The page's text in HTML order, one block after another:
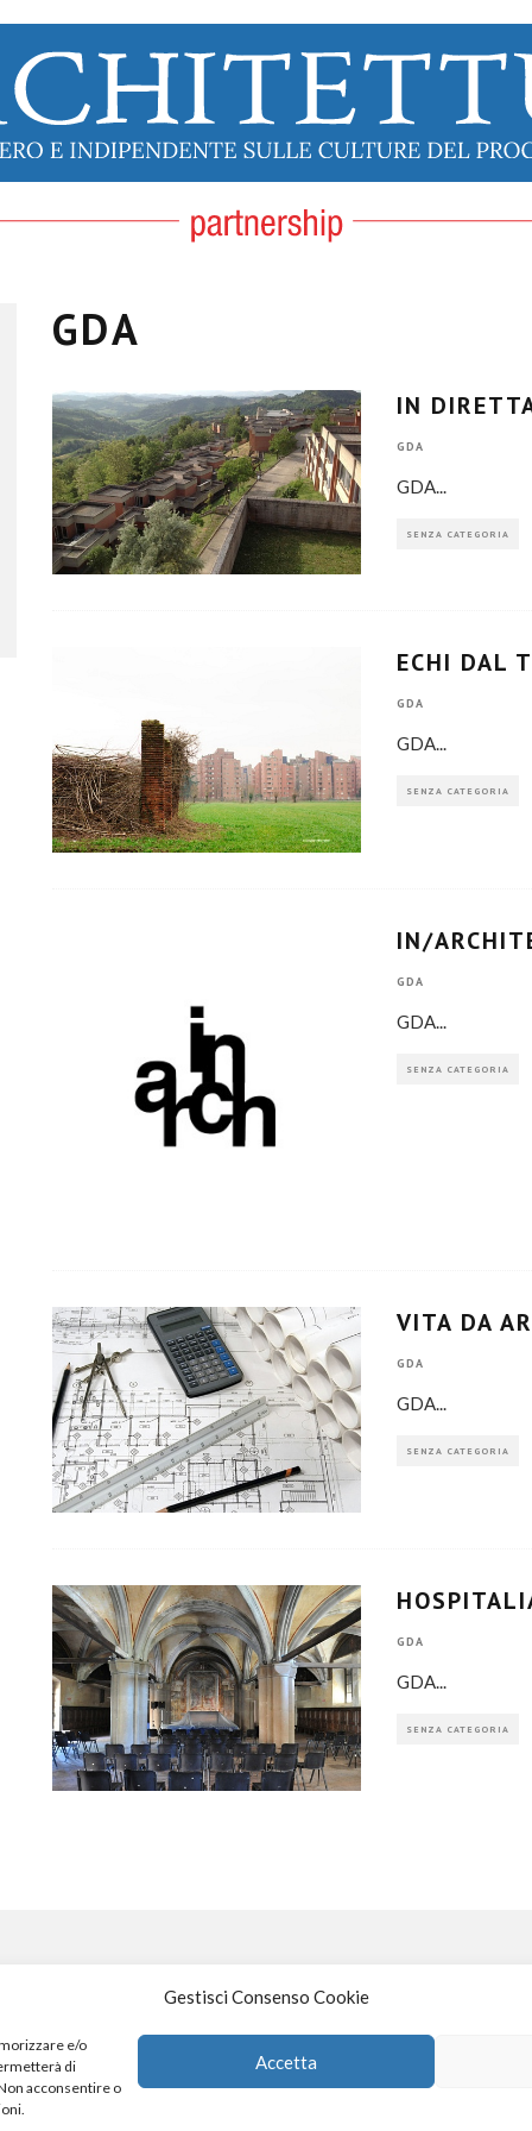
Gestisci Consenso Cookie
e/o
di
acconsentire o
Accetta
GDA
IN
GDA
GDA...
SENZA CATEGORIA
ECHI DAL
GDA
GDA...
SENZA CATEGORIA
IN/
GDA
GDA...
SENZA CATEGORIA
VITA DA
GDA
GDA...
SENZA CATEGORIA
GDA
GDA...
SENZA CATEGORIA